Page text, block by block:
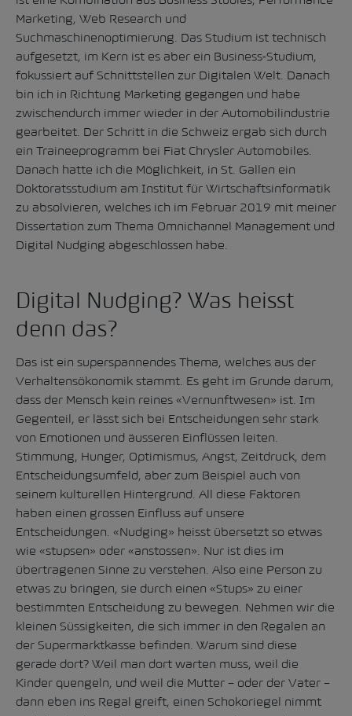
Marketing, Web Research und
Suchmaschinenoptimierung. Das Studium ist technisch
aufgesetzt, im Kern ist es aber ein Business-Studium,
fokussiert auf Schnittstellen zur Digitalen Welt. Danach
bin ich in Richtung Marketing gegangen und habe
zwischendurch immer wieder in der Automobilindustrie
gearbeitet. Der Schritt in die Schweiz ergab sich durch
ein Traineeprogramm bei Fiat Chrysler Automobiles.
Danach hatte ich die Möglichkeit, in St. Gallen ein
Doktoratsstudium am Institut für Wirtschaftsinformatik
zu absolvieren, welches ich im Februar 2019 mit meiner
Dissertation zum Thema Omnichannel Management und
Digital Nudging abgeschlossen habe.
Digital Nudging? Was heisst
denn das?
Das ist ein superspannendes Thema, welches aus der
Verhaltensökonomik stammt. Es geht im Grunde darum,
dass der Mensch kein reines «Vernunftwesen» ist. Im
Gegenteil, er lässt sich bei Entscheidungen sehr stark
von Emotionen und äusseren Einflüssen leiten.
Stimmung, Hunger, Optimismus, Angst, Zeitdruck, dem
Entscheidungsumfeld, aber zum Beispiel auch von
seinem kulturellen Hintergrund. All diese Faktoren
haben einen grossen Einfluss auf unsere
Entscheidungen. «Nudging» heisst übersetzt so etwas
wie «stupsen» oder «anstossen». Nur ist dies im
übertragenen Sinne zu verstehen. Also eine Person zu
etwas zu bringen, sie durch einen «Stups» zu einer
bestimmten Entscheidung zu bewegen. Nehmen wir die
kleinen Süssigkeiten, die sich immer in den Regalen an
der Supermarktkasse befinden. Warum sind diese
gerade dort? Weil man dort warten muss, weil die
Kinder quengeln, und weil die Mutter – oder der Vater –
dann eben ins Regal greift, einen Schokoriegel nimmt